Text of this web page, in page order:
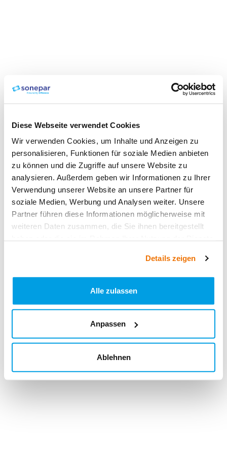
Diese Webseite verwendet Cookies
Wir verwenden Cookies, um Inhalte und Anzeigen zu
personalisieren, Funktionen für soziale Medien anbieten
zu können und die Zugriffe auf unsere Website zu
analysieren. Außerdem geben wir Informationen zu Ihrer
Verwendung unserer Website an unsere Partner für
soziale Medien, Werbung und Analysen weiter. Unsere
Partner führen diese Informationen möglicherweise mit
weiteren Daten zusammen, die Sie ihnen bereitgestellt
Details zeigen
Alle zulassen
Anpassen
Ablehnen